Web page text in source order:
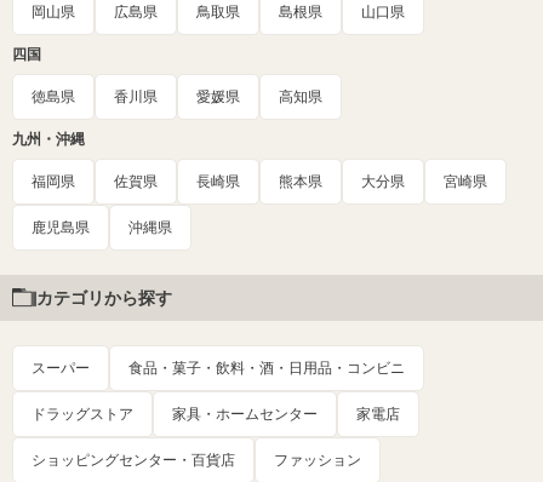
岡山県 広島県 鳥取県 島根県 山口県
四国
徳島県 香川県 愛媛県 高知県
九州・沖縄
福岡県 佐賀県 長崎県 熊本県 大分県 宮崎県
鹿児島県 沖縄県
カテゴリから探す
スーパー 食品・菓子・飲料・酒・日用品・コンビニ
ドラッグストア 家具・ホームセンター 家電店
ショッピングセンター・百貨店 ファッション